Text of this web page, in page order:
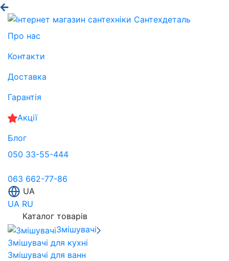
Про нас
Контакти
Доставка
Гарантія
Акції
Блог
050 33-55-444
063 662-77-86
UA
UA RU
Каталог товарів
Змішувачі
Змішувачі для кухні
Змішувачі для ванн